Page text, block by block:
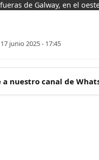
de Galway, en el
junio 2025 - 17:45
a nuestro canal de